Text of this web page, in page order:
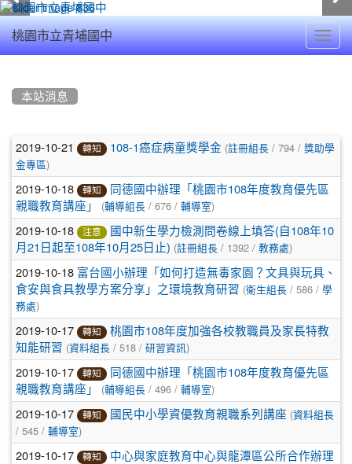
桃園市立青埔國中
本站消息
文
章
列
表
2019-10-21 轉知 108-1癌症病童獎學金 (註冊組長 / 794 / 獎助學
金專區)
2019-10-18 轉知
同德國中辦理「桃園市108年度教育優先區
親職教育講座」
(輔導組長 / 676 / 輔導室)
2019-10-18 注意
國中新生學力檢測問卷線上填答(自108年10
月21日起至108年10月25日止) (註冊組長 / 1392 / 教務處)
2019-10-18 富台國小辦理「如何打造無毒家園？文具與玩具、
食安與食具教學方案分享」之環境教育研習 (衛生組長 / 586 / 學
務處)
2019-10-17 轉知
桃園市108年度加強各校教職員及家長特教
知能研習 (資料組長 / 518 / 研習資訊)
2019-10-17 轉知
同德國中辦理「桃園市108年度教育優先區
親職教育講座」
(輔導組長 / 496 / 輔導室)
2019-10-17 轉知 國民中小學資優教育親職系列講座 (資料組長
/ 545 / 輔導室)
2019-10-17 轉知
中心與家庭教育中心與龍潭區公所合作辦理